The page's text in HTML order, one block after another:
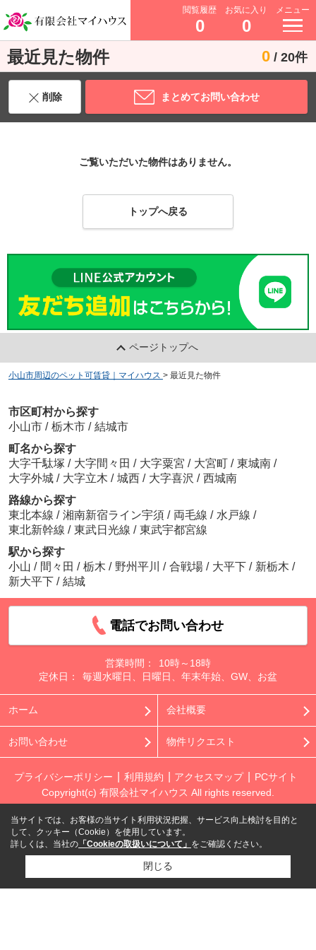
閲覧履歴
0
お気に入り
0
メニュー
最近見た物件 0 / 20件
削除 まとめてお問い合わせ
ご覧いただいた物件はありません。
トップへ戻る
ページトップへ
小山市周辺のペット可賃貸｜マイハウス > 最近見た物件
市区町村から探す
小山市 / 栃木市 / 結城市
町名から探す
大字千駄塚 / 大字間々田 / 大字粟宮 / 大宮町 / 東城南 /
大字外城 / 大字立木 / 城西 / 大字喜沢 / 西城南
路線から探す
東北本線 / 湘南新宿ライン宇須 / 両毛線 / 水戸線 /
東北新幹線 / 東武日光線 / 東武宇都宮線
駅から探す
小山 / 間々田 / 栃木 / 野州平川 / 合戦場 / 大平下 / 新栃木 /
新大平下 / 結城
電話でお問い合わせ
営業時間：
10時～18時
定休日：
毎週水曜日、日曜日、年末年始、GW、お盆
ホーム 会社概要
お問い合わせ 物件リクエスト
プライバシーポリシー 利用規約 アクセスマップ
PCサイト
Copyright(c) 有限会社マイハウス All rights reserved.
当サイトでは、お客様の当サイト利用状況把握、サービス向上検討を目的と
して、クッキー（Cookie）を使用しています。
詳しくは、当社の 「Cookieの取扱いについて」 をご確認ください。
閉じる